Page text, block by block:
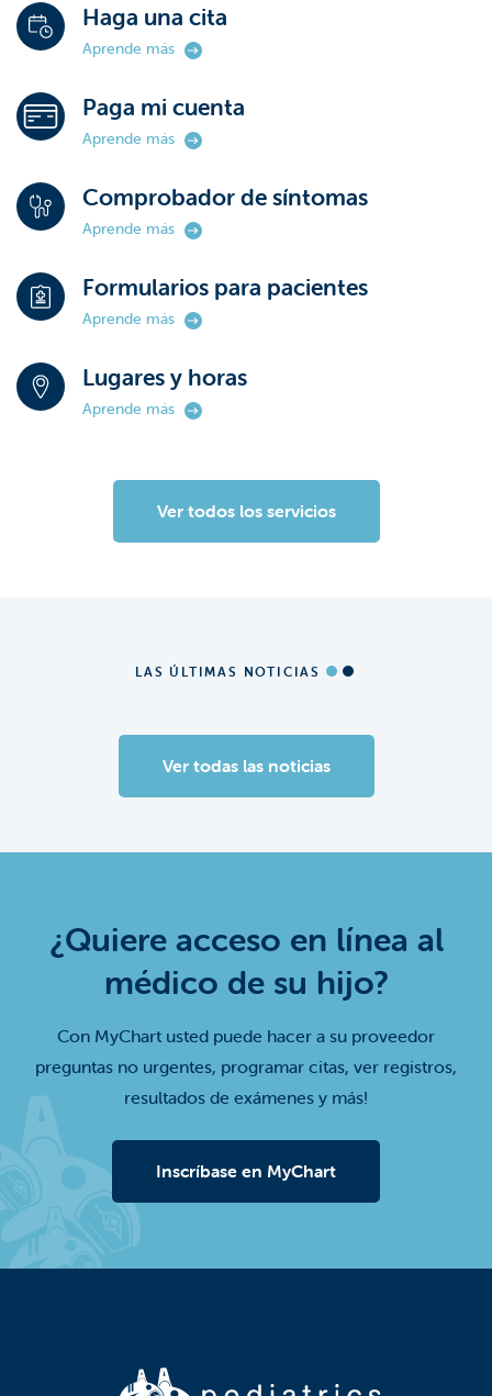
Haga una cita
Aprende más
Paga mi cuenta
Aprende más
Comprobador de síntomas
Aprende más
Formularios para pacientes
Aprende más
Lugares y horas
Aprende más
Ver todos los servicios
LAS ÚLTIMAS NOTICIAS
Ver todas las noticias
¿Quiere acceso en línea al
médico de su hijo?
Con MyChart usted puede hacer a su proveedor
preguntas no urgentes, programar citas, ver registros,
resultados de exámenes y más!
Inscríbase en MyChart